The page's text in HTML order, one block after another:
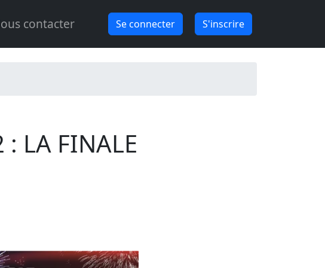
contacter Se connecter S'inscrire
: LA FINALE